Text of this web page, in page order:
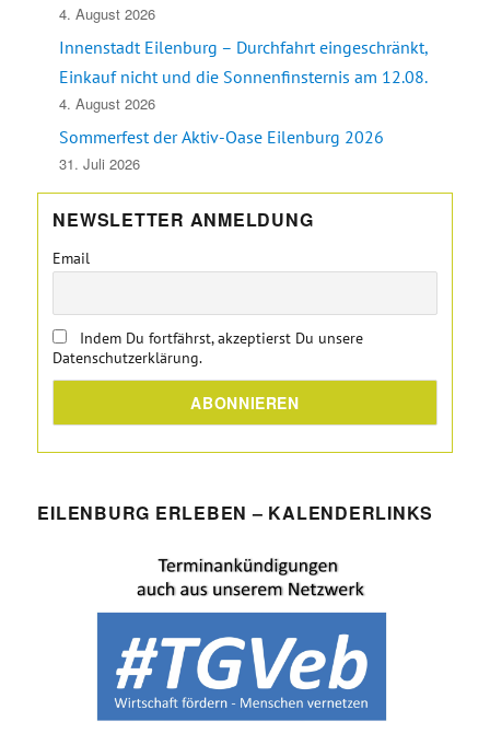
4. August 2026
Innenstadt Eilenburg – Durchfahrt eingeschränkt,
Einkauf nicht und die Sonnenfinsternis am 12.08.
4. August 2026
Sommerfest der Aktiv-Oase Eilenburg 2026
31. Juli 2026
NEWSLETTER ANMELDUNG
Email
Indem Du fortfährst, akzeptierst Du unsere
Datenschutzerklärung.
EILENBURG ERLEBEN – KALENDERLINKS